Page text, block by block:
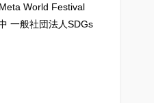
World Festival
一般社団法人SDGs